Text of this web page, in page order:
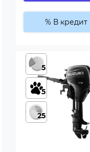
% В кредит
5
5
25